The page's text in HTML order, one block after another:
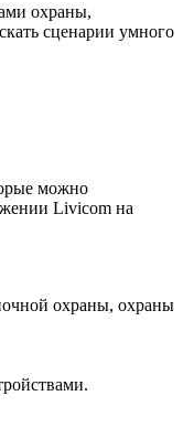
охраны,
сценарии умного
можно
Livicom на
охраны, охраны